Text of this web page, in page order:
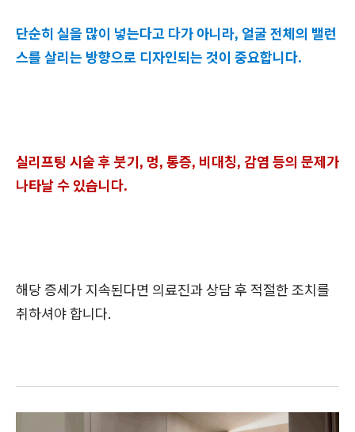
단순히 실을 많이 넣는다고 다가 아니라, 얼굴 전체의 밸런
스를 살리는 방향으로 디자인되는 것이 중요합니다.
실리프팅 시술 후 붓기, 멍, 통증, 비대칭, 감염 등의 문제가
나타날 수 있습니다.
해당 증세가 지속된다면 의료진과 상담 후 적절한 조치를
취하셔야 합니다.